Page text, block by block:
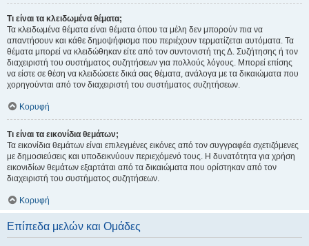
Τι είναι τα κλειδωμένα θέματα;
Τα κλειδωμένα θέματα είναι θέματα όπου τα μέλη δεν μπορούν πια να
απαντήσουν και κάθε δημοψήφισμα που περιέχουν τερματίζεται αυτόματα. Τα
θέματα μπορεί να κλειδώθηκαν είτε από τον συντονιστή της Δ. Συζήτησης ή τον
διαχειριστή του συστήματος συζητήσεων για πολλούς λόγους. Μπορεί επίσης
να είστε σε θέση να κλειδώσετε δικά σας θέματα, ανάλογα με τα δικαιώματα που
χορηγούνται από τον διαχειριστή του συστήματος συζητήσεων.
Κορυφή
Τι είναι τα εικονίδια θεμάτων;
Τα εικονίδια θεμάτων είναι επιλεγμένες εικόνες από τον συγγραφέα σχετιζόμενες
με δημοσιεύσεις και υποδεικνύουν περιεχόμενό τους. Η δυνατότητα για χρήση
εικονιδίων θεμάτων εξαρτάται από τα δικαιώματα που ορίστηκαν από τον
διαχειριστή του συστήματος συζητήσεων.
Κορυφή
Επίπεδα μελών και Ομάδες